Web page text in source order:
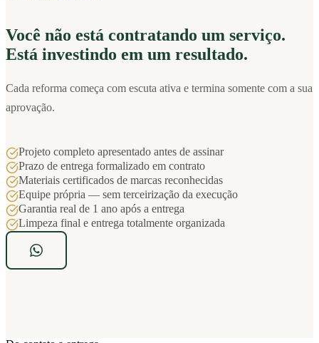
Você não está contratando um serviço.
Está investindo em um resultado.
Cada reforma começa com escuta ativa e termina somente com a sua
aprovação.
Projeto completo apresentado antes de assinar
Prazo de entrega formalizado em contrato
Materiais certificados de marcas reconhecidas
Equipe própria — sem terceirização da execução
Garantia real de 1 ano após a entrega
Limpeza final e entrega totalmente organizada